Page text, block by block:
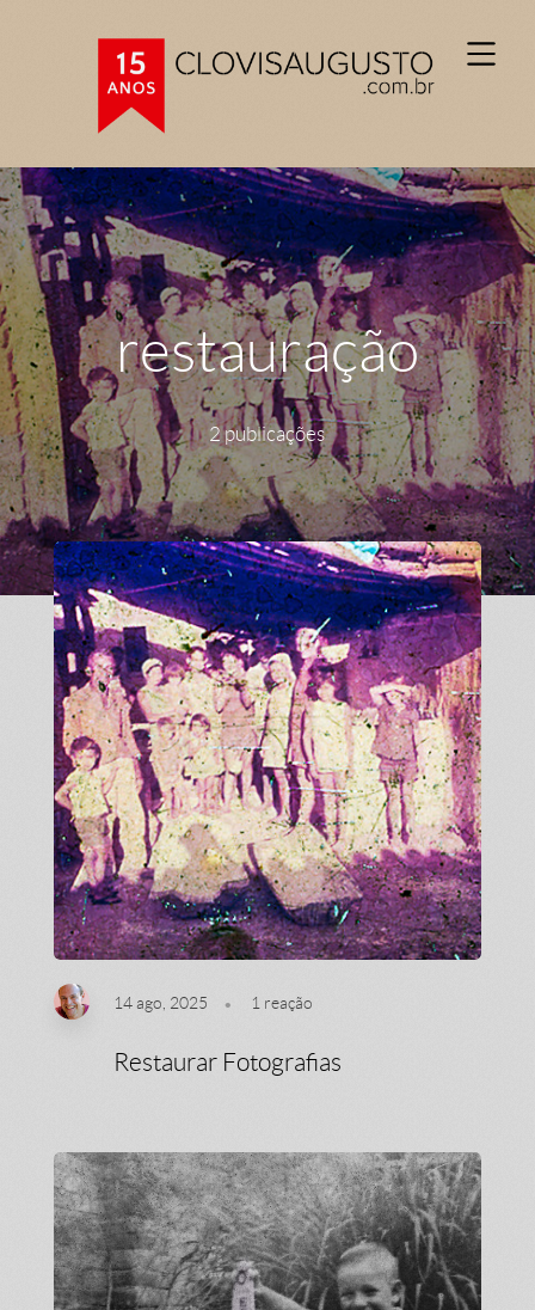
restauração
2 publicações
14 ago, 2025 1 reação
Restaurar Fotografias